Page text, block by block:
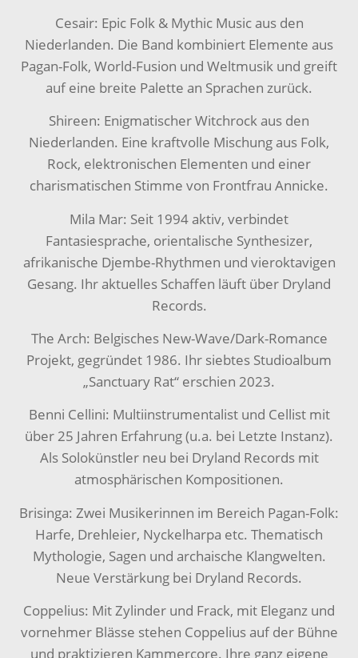
Cesair: Epic Folk & Mythic Music aus den
Niederlanden. Die Band kombiniert Elemente aus
Pagan-Folk, World-Fusion und Weltmusik und greift
auf eine breite Palette an Sprachen zurück.
Shireen: Enigmatischer Witchrock aus den
Niederlanden. Eine kraftvolle Mischung aus Folk,
Rock, elektronischen Elementen und einer
charismatischen Stimme von Frontfrau Annicke.
Mila Mar: Seit 1994 aktiv, verbindet
Fantasiesprache, orientalische Synthesizer,
afrikanische Djembe-Rhythmen und vieroktavigen
Gesang. Ihr aktuelles Schaffen läuft über Dryland
Records.
The Arch: Belgisches New-Wave/Dark-Romance
Projekt, gegründet 1986. Ihr siebtes Studioalbum
„Sanctuary Rat“ erschien 2023.
Benni Cellini: Multiinstrumentalist und Cellist mit
über 25 Jahren Erfahrung (u.a. bei Letzte Instanz).
Als Solokünstler neu bei Dryland Records mit
atmosphärischen Kompositionen.
Brisinga: Zwei Musikerinnen im Bereich Pagan-Folk:
Harfe, Drehleier, Nyckelharpa etc. Thematisch
Mythologie, Sagen und archaische Klangwelten.
Neue Verstärkung bei Dryland Records.
Coppelius: Mit Zylinder und Frack, mit Eleganz und
vornehmer Blässe stehen Coppelius auf der Bühne
und praktizieren Kammercore. Ihre ganz eigene